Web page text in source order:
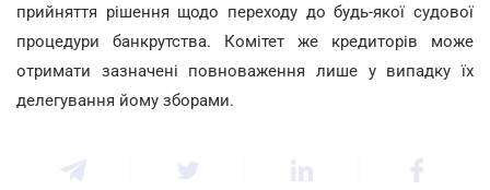
прийняття рішення щодо переходу до будь-якої судової
процедури банкрутства. Комітет же кредиторів може
отримати зазначені повноваження лише у випадку їх
делегування йому зборами.